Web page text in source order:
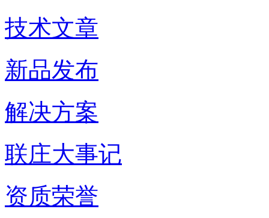
技术文章
新品发布
解决方案
联庄大事记
资质荣誉